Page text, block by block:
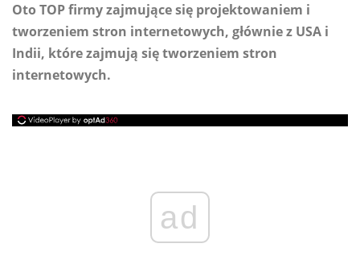
Oto TOP firmy zajmujące się projektowaniem i
tworzeniem stron internetowych, głównie z USA i
Indii, które zajmują się tworzeniem stron
internetowych.
ad